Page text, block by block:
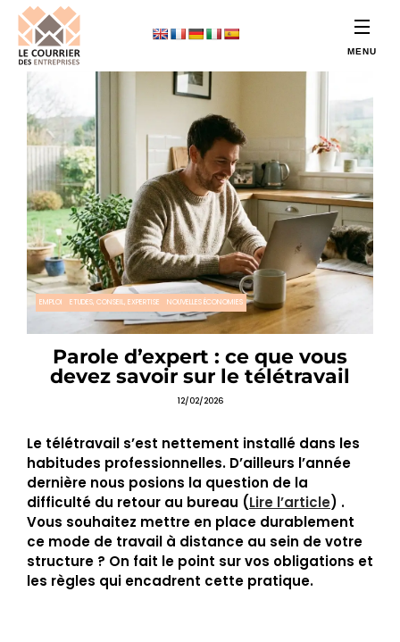
EMPLOI ETUDES, CONSEIL, EXPERTISE NOUVELLES ÉCONOMIES
Parole d’expert : ce que vous
devez savoir sur le télétravail
12/02/2026
Le télétravail s’est nettement installé dans les
habitudes professionnelles. D’ailleurs l’année
dernière nous posions la question de la
difficulté du retour au bureau (Lire l’article) .
Vous souhaitez mettre en place durablement
ce mode de travail à distance au sein de votre
structure ? On fait le point sur vos obligations et
les règles qui encadrent cette pratique.